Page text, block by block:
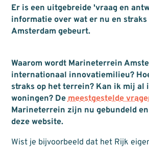
Er is een uitgebreide 'vraag en
informatie over wat er nu en
Amsterdam gebeurt.
Waarom wordt Marineterrein
internationaal innovatiemilieu?
straks op het terrein? Kan ik mij al
woningen? Demeestgestelde
Marineterrein zijn nu gebundeld
deze website.
Wist je bijvoorbeeld dat het Rijk